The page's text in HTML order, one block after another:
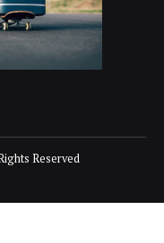
Reserved